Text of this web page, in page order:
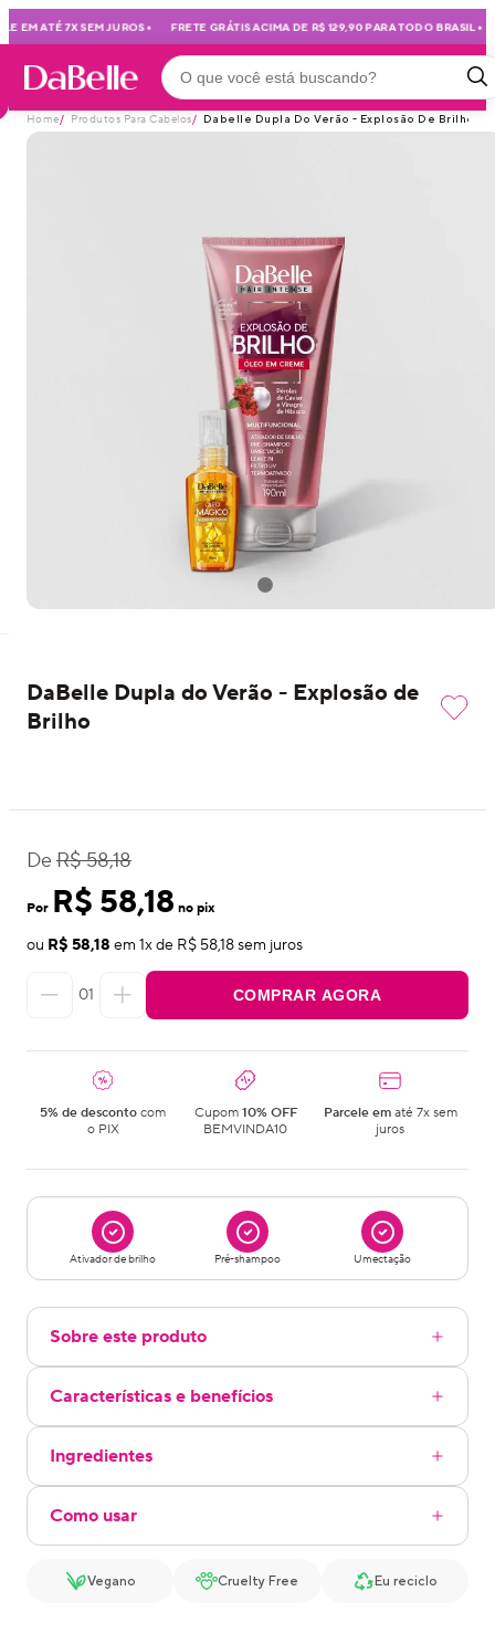
EM ATÉ 7X SEM JUROS• FRETE GRÁTIS ACIMA DE R$ 129,90 PARA TODO BRASIL•
Home/ Produtos Para Cabelos/ Dabelle Dupla Do Verão - Explosão De Brilho
DaBelle Dupla do Verão - Explosão de
Brilho
De R$ 58,18
Por R$ 58,18 no pix
ou R$ 58,18 em 1x de R$ 58,18sem juros
01 COMPRAR AGORA
5% de desconto com
o PIX
Cupom 10% OFF
BEMVINDA10
Parcele ematé 7x sem
juros
Ativador de brilho Pré-shampoo Umectação
Sobre este produto
Características e benefícios
Ingredientes
Como usar
Vegano Cruelty Free Eu reciclo